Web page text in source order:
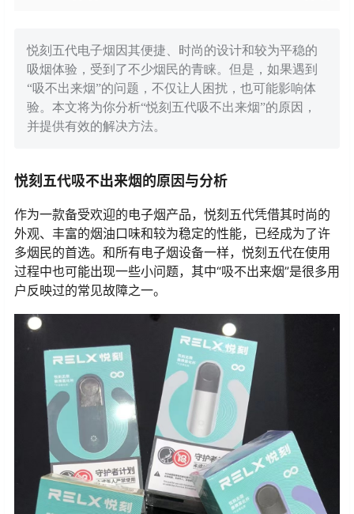
悦刻五代电子烟因其便捷、时尚的设计和较为平稳的
吸烟体验，受到了不少烟民的青睐。但是，如果遇到
“吸不出来烟”的问题，不仅让人困扰，也可能影响体
验。本文将为你分析“悦刻五代吸不出来烟”的原因，
并提供有效的解决方法。
悦刻五代吸不出来烟的原因与分析
作为一款备受欢迎的电子烟产品，悦刻五代凭借其时尚的
外观、丰富的烟油口味和较为稳定的性能，已经成为了许
多烟民的首选。和所有电子烟设备一样，悦刻五代在使用
过程中也可能出现一些小问题，其中“吸不出来烟”是很多用
户反映过的常见故障之一。